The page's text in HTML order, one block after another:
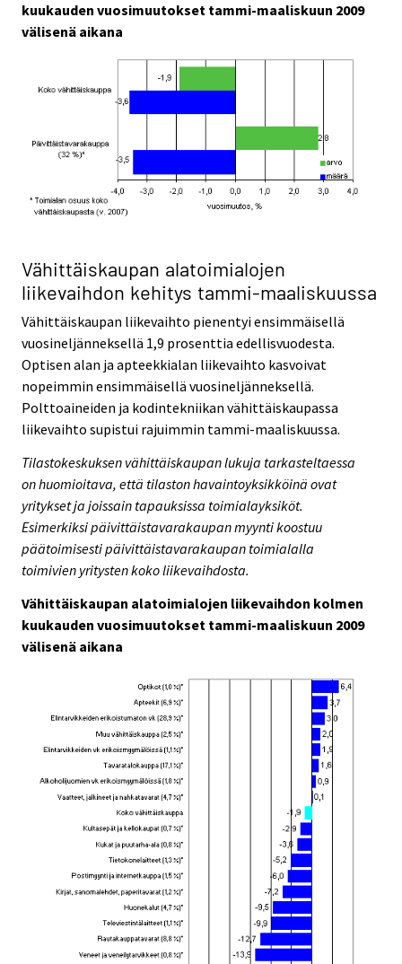
kuukauden vuosimuutokset tammi-maaliskuun 2009
välisenä aikana
Vähittäiskaupan alatoimialojen
liikevaihdon kehitys tammi-maaliskuussa
Vähittäiskaupan liikevaihto pienentyi ensimmäisellä
vuosineljänneksellä 1,9 prosenttia edellisvuodesta.
Optisen alan ja apteekkialan liikevaihto kasvoivat
nopeimmin ensimmäisellä vuosineljänneksellä.
Polttoaineiden ja kodintekniikan vähittäiskaupassa
liikevaihto supistui rajuimmin tammi-maaliskuussa.
Tilastokeskuksen vähittäiskaupan lukuja tarkasteltaessa
on huomioitava, että tilaston havaintoyksikköinä ovat
yritykset ja joissain tapauksissa toimialayksiköt.
Esimerkiksi päivittäistavarakaupan myynti koostuu
päätoimisesti päivittäistavarakaupan toimialalla
toimivien yritysten koko liikevaihdosta.
Vähittäiskaupan alatoimialojen liikevaihdon kolmen
kuukauden vuosimuutokset tammi-maaliskuun 2009
välisenä aikana